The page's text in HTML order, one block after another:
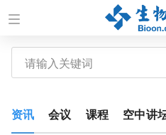
资讯 会议 课程 空中讲